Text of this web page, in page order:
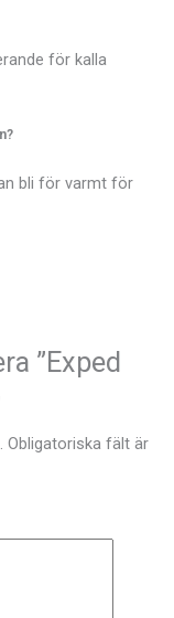
för kalla
bli för varmt för
”Exped
Obligatoriska fält är